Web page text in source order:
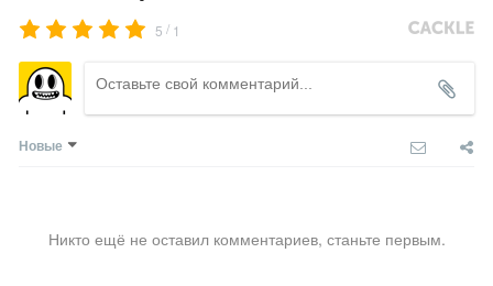
5 / 1
Новые
Никто ещё не оставил комментариев, станьте первым.